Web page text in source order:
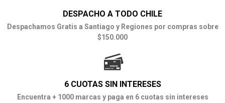
DESPACHO A TODO CHILE
Despachamos Gratis a Santiago y Regiones por compras sobre
$150.000
6 CUOTAS SIN INTERESES
Encuentra + 1000 marcas y paga en 6 cuotas sin intereses